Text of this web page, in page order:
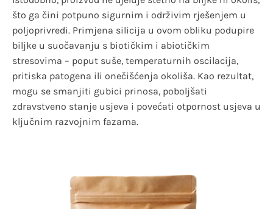
što ga čini potpuno sigurnim i održivim rješenjem u
poljoprivredi. Primjena silicija u ovom obliku podupire
biljke u suočavanju s biotičkim i abiotičkim
stresovima – poput suše, temperaturnih oscilacija,
pritiska patogena ili onečišćenja okoliša. Kao rezultat,
mogu se smanjiti gubici prinosa, poboljšati
zdravstveno stanje usjeva i povećati otpornost usjeva u
ključnim razvojnim fazama.